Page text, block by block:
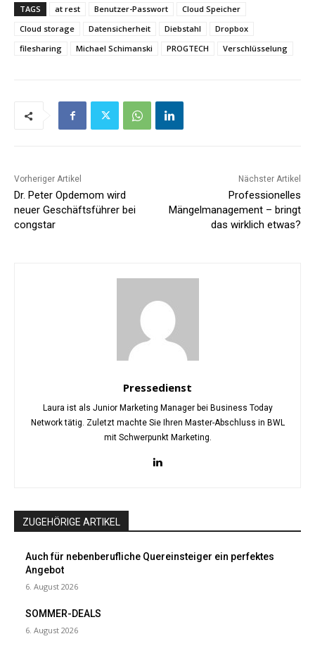
TAGS at rest Benutzer-Passwort
Cloud Speicher
Cloud storage
Datensicherheit Diebstahl
Dropbox
filesharing
Michael Schimanski PROGTECH Verschlüsselung
Vorheriger Artikel
Dr. Peter Opdemom wird
neuer Geschäftsführer bei
congstar
Nächster Artikel
Professionelles
Mängelmanagement – bringt
das wirklich etwas?
Pressedienst
Laura ist als Junior Marketing Manager bei Business Today
Network tätig. Zuletzt machte Sie Ihren Master-Abschluss in BWL
mit Schwerpunkt Marketing.
ZUGEHÖRIGE ARTIKEL
Auch für nebenberufliche Quereinsteiger ein perfektes
Angebot
6. August 2026
SOMMER-DEALS
6. August 2026